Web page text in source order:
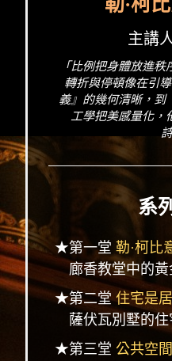
主講
「比例把身體放進
轉折與停頓像在引
義』的幾何清晰，到
工學把美感量化，
系
★第一堂 勒·柯比
廊香教堂中的黃
★第二堂住宅是
薩伏瓦別墅的住
★第三堂 公共空